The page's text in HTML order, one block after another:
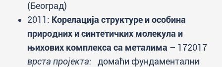
(Београд)
2011: Корелација структуре и особина
природних и синтетичких молекула и
њихових комплекса са металима – 172017
врста пројекта: домаћи фундаментални